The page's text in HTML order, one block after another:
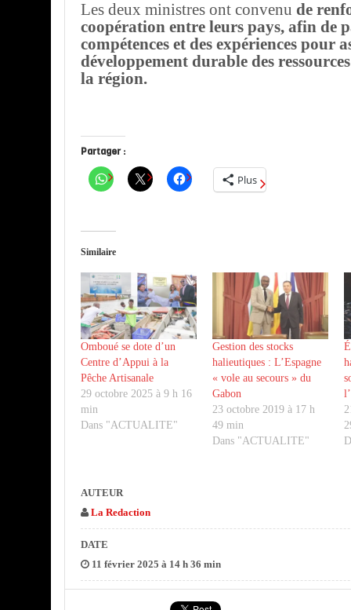
Les deux ministres ont convenu de
coopération entre leurs pays, afin de
compétences et des expériences pour
développement durable des
la région.
Partager :
Plus
Similaire
Omboué se dote d’un
Centre d’Appui à la
Pêche Artisanale
29 octobre 2025 à 9 h 16
min
Dans "ACTUALITE"
Gestion des stocks
halieutiques : L’Espagne
« vole au secours » du
Gabon
23 octobre 2019 à 17 h
49 min
Dans "ACTUALITE"
AUTEUR
La Redaction
DATE
11 février 2025 à 14 h 36 min